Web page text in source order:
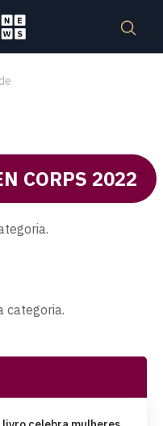
CORPS 2022
categoria.